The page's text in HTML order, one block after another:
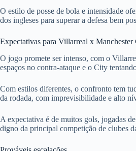
O estilo de posse de bola e intensidade
dos ingleses para superar a defesa bem
Expectativas para Villarreal x Manchester
O jogo promete ser intenso, com o
espaços no contra-ataque e o City
Com estilos diferentes, o confronto tem
da rodada, com imprevisibilidade e alto
A expectativa é de muitos gols, jogadas
digno da principal competição de clubes